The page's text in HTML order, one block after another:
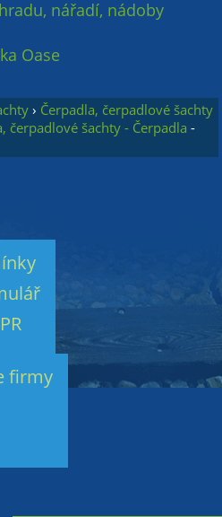
nářadí, nádoby
Oase
› Čerpadla, čerpadlové šachty
čerpadlové šachty - Čerpadla -
firmy